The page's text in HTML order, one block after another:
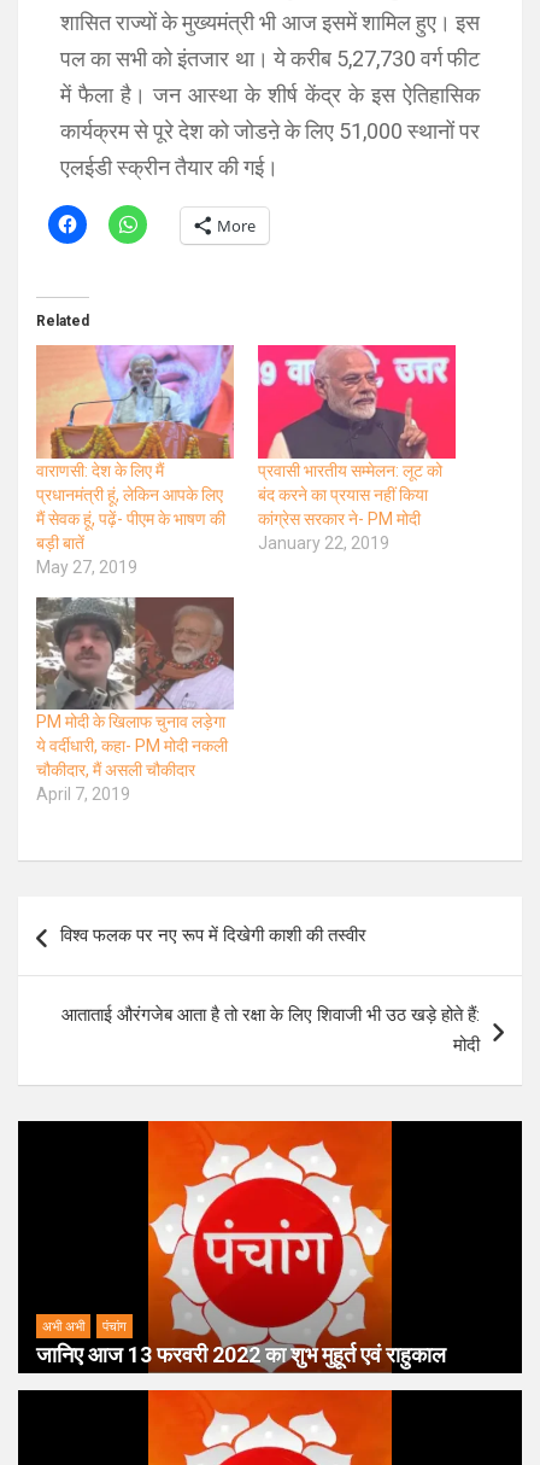
शासित राज्‍यों के मुख्‍यमंत्री भी आज इसमें शामिल हुए। इस
पल का सभी को इंतजार था। ये करीब 5,27,730 वर्ग फीट
में फैला है। जन आस्था के शीर्ष केंद्र के इस ऐतिहासिक
कार्यक्रम से पूरे देश को जोडऩे के लिए 51,000 स्थानों पर
एलईडी स्क्रीन तैयार की गई।
More
Related
वाराणसी: देश के लिए मैं
प्रधानमंत्री हूं, लेकिन आपके लिए
मैं सेवक हूं, पढ़ें- पीएम के भाषण की
बड़ी बातें
May 27, 2019
प्रवासी भारतीय सम्मेलन: लूट को
बंद करने का प्रयास नहीं किया
कांग्रेस सरकार ने- PM मोदी
January 22, 2019
PM मोदी के खिलाफ चुनाव लड़ेगा
ये वर्दीधारी, कहा- PM मोदी नकली
चौकीदार, मैं असली चौकीदार
April 7, 2019
navigation
विश्व फलक पर नए रूप में दिखेगी काशी की तस्वीर
आताताई औरंगजेब आता है तो रक्षा के लिए शिवाजी भी उठ खड़े होते हैं:
मोदी
अभी अभी पंचांग
जानिए आज 13 फरवरी 2022 का शुभ मुहूर्त एवं राहुकाल